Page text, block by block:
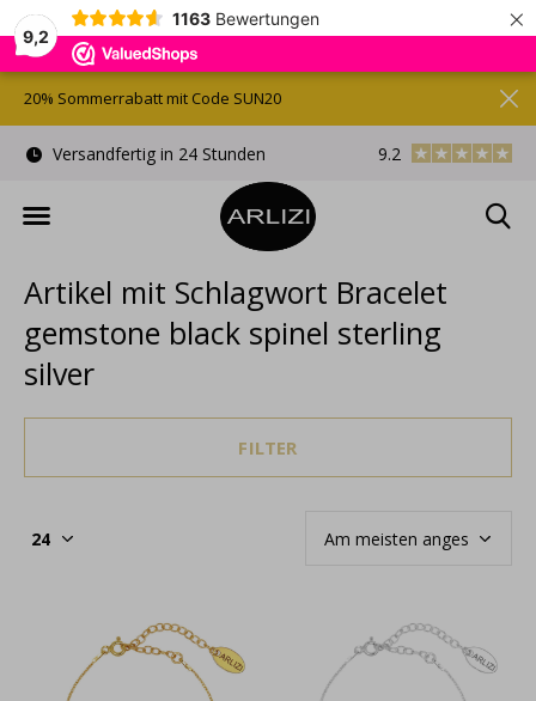
9,2
1163 Bewertungen ×
Versandfertig in 24 Stunden Kostenlose
9.2
20% Sommerrabatt mit Code SUN20
Artikel mit Schlagwort Bracelet
gemstone black spinel sterling
silver
FILTER